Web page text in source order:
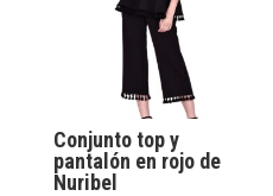
Conjunto top y
pantalón en rojo de
Nuribel